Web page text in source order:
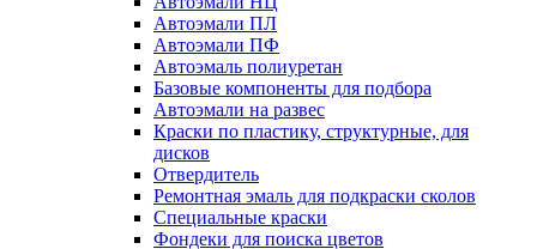
Автоэмали ПЛ
Автоэмали ПФ
Автоэмаль полиуретан
Базовые компоненты для подбора
Автоэмали на развес
Краски по пластику, структурные, для
дисков
Отвердитель
Ремонтная эмаль для подкраски сколов
Специальные краски
Фондеки для поиска цветов